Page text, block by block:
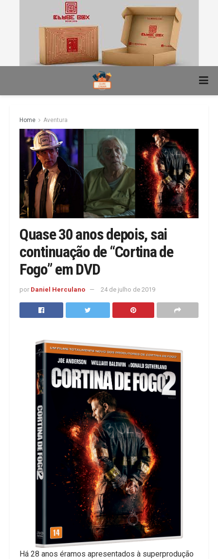
Home Aventura
Quase 30 anos depois, sai
continuação de “Cortina de
Fogo” em DVD
por Daniel Herculano 24 de julho de 2019
Há 28 anos éramos apresentados à superprodução